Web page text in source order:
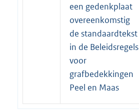
een gedenkplaat
overeenkomstig
de standaardtekst
in de Beleidsregels
voor
grafbedekkingen
Peel en Maas